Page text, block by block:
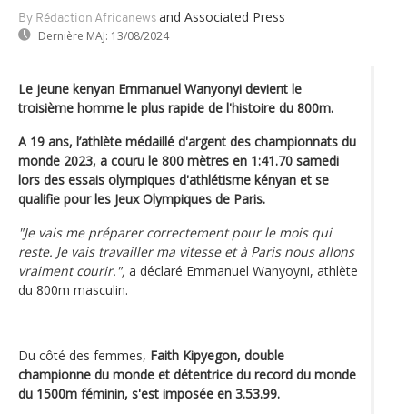
By Rédaction Africanews and Associated Press
Dernière MAJ: 13/08/2024
Le jeune kenyan Emmanuel Wanyonyi devient le
troisième homme le plus rapide de l'histoire du 800m.
A 19 ans, l’athlète médaillé d'argent des championnats du
monde 2023, a couru le 800 mètres en 1:41.70 samedi
lors des essais olympiques d'athlétisme kényan et se
qualifie pour les Jeux Olympiques de Paris.
"Je vais me préparer correctement pour le mois qui
reste. Je vais travailler ma vitesse et à Paris nous allons
vraiment courir.", a déclaré Emmanuel Wanyoyni, athlète
du 800m masculin.
Du côté des femmes, Faith Kipyegon, double
championne du monde et détentrice du record du monde
du 1500m féminin, s'est imposée en 3.53.99.